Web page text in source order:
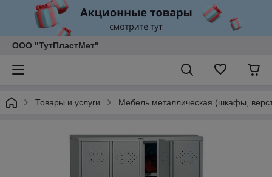
ООО "ТутПластМет"
Товары и услуги Мебель металлическая (шкафы,